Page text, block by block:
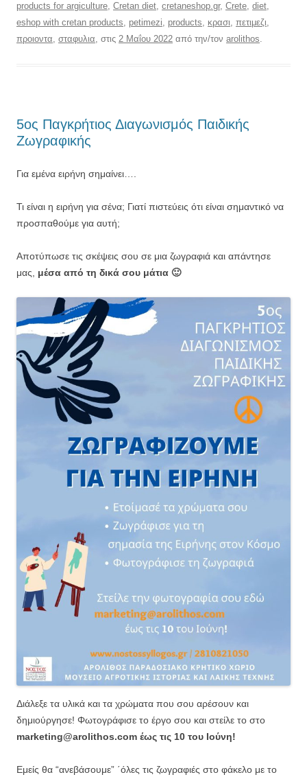
products for argiculture, Cretan diet, cretaneshop.gr, Crete, diet,
eshop with cretan products, petimezi, products, κρασι, πετιμεζι,
προιοντα, σταφυλια, στις 2 Μαΐου 2022 από την/τον arolithos.
5ος Παγκρήτιος Διαγωνισμός Παιδικής
Ζωγραφικής
Για εμένα ειρήνη σημαίνει….
Τι είναι η ειρήνη για σένα; Γιατί πιστεύεις ότι είναι σημαντικό να
προσπαθούμε για αυτή;
Αποτύπωσε τις σκέψεις σου σε μια ζωγραφιά και απάντησε
μας, μέσα από τη δικά σου μάτια 🙂
Διάλεξε τα υλικά και τα χρώματα που σου αρέσουν και
δημιούργησε! Φωτογράφισε το έργο σου και στείλε το στο
marketing@arolithos.com έως τις 10 του Ιούνη!
Εμείς θα “ανεβάσουμε” ΄όλες τις ζωγραφιές στο φάκελο με το